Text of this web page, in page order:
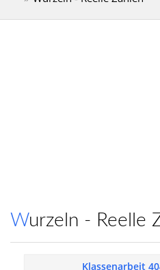
Wurzeln - Reelle
Klassenarbeit